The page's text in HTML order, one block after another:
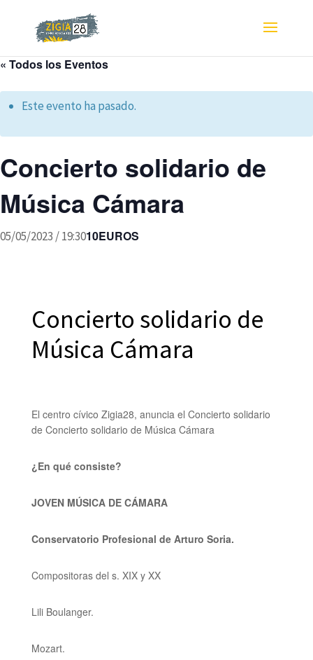
« Todos los Eventos
Este evento ha pasado.
Concierto solidario de
Música Cámara
05/05/2023 / 19:3010EUROS
Concierto solidario de
Música Cámara
El centro cívico Zigia28, anuncia el Concierto solidario
de Concierto solidario de Música Cámara
¿En qué consiste?
JOVEN MÚSICA DE CÁMARA
Conservatorio Profesional de Arturo Soria.
Compositoras del s. XIX y XX
Lili Boulanger.
Mozart.